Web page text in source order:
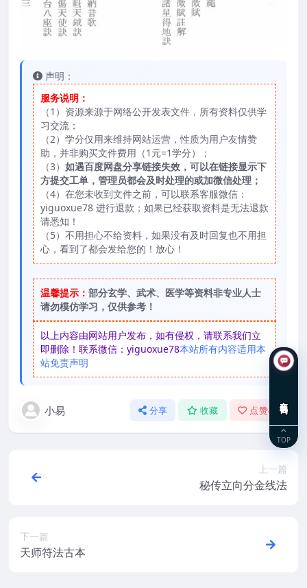
声明：
服务说明：
（1）资源来源于网络公开发表文件，所有资料仅供学
习交流；
（2）学分仅用来维持网站运营，性质为用户友情赞
助，并非购买文件费用（1元=1学分）；
（3） 如遇百度网盘分享链接失效，可以在链接显示下
方提交工单，管理员都会及时处理的或加微信处理；
（4）在您未收到文件之前，可以联系客服微信：
yiguoxue78 进行退款；如果已经获取资料是无法退款
请悉知！
（5）不用担心不给资料，如果没有及时回复也不用担
心，看到了都会发给您的！放心！
温馨提示： 部分玄学、武术、医学等资料非专业人士
请勿模仿学习，仅供参考！
以上内容由网站用户发布，如有侵权，请联系我们立
即删除！联系微信：yiguoxue78本站所有内容适用本
站免责声明
小易 分享 收藏 点赞(
上一篇
秘传立向分金线法
下一篇
天师符法古本
TOP